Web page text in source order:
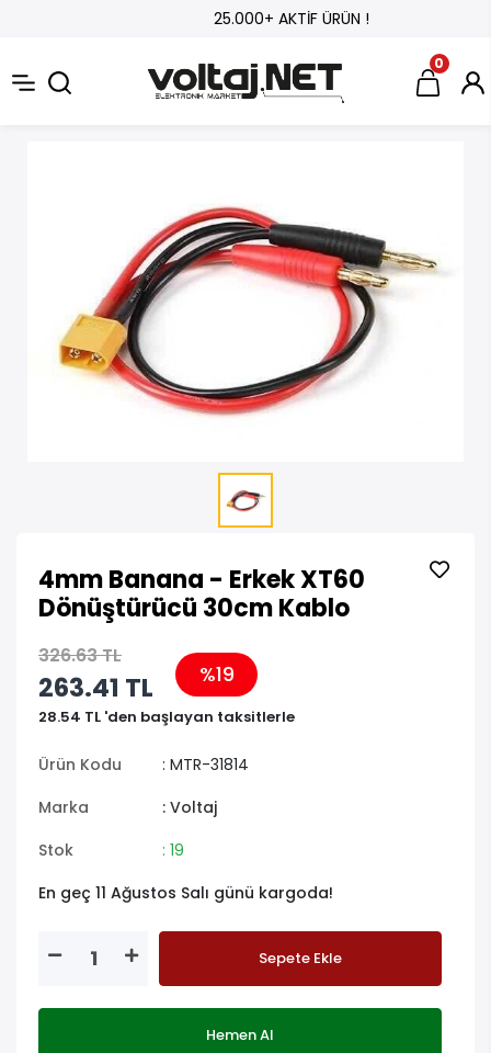
25.000+ AKTİF ÜRÜN !
0
4mm Banana - Erkek XT60
Dönüştürücü 30cm Kablo
326.63 TL
263.41 TL %19
28.54 TL 'den başlayan taksitlerle
Ürün Kodu
: MTR-31814
Marka
: Voltaj
Stok
: 19
En geç 11 Ağustos Salı günü kargoda!
Sepete Ekle
Hemen Al